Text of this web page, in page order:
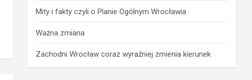
Mity i fakty czyli o Planie Ogólnym Wrocławia
Ważna zmiana
Zachodni Wrocław coraz wyraźniej zmienia kierunek